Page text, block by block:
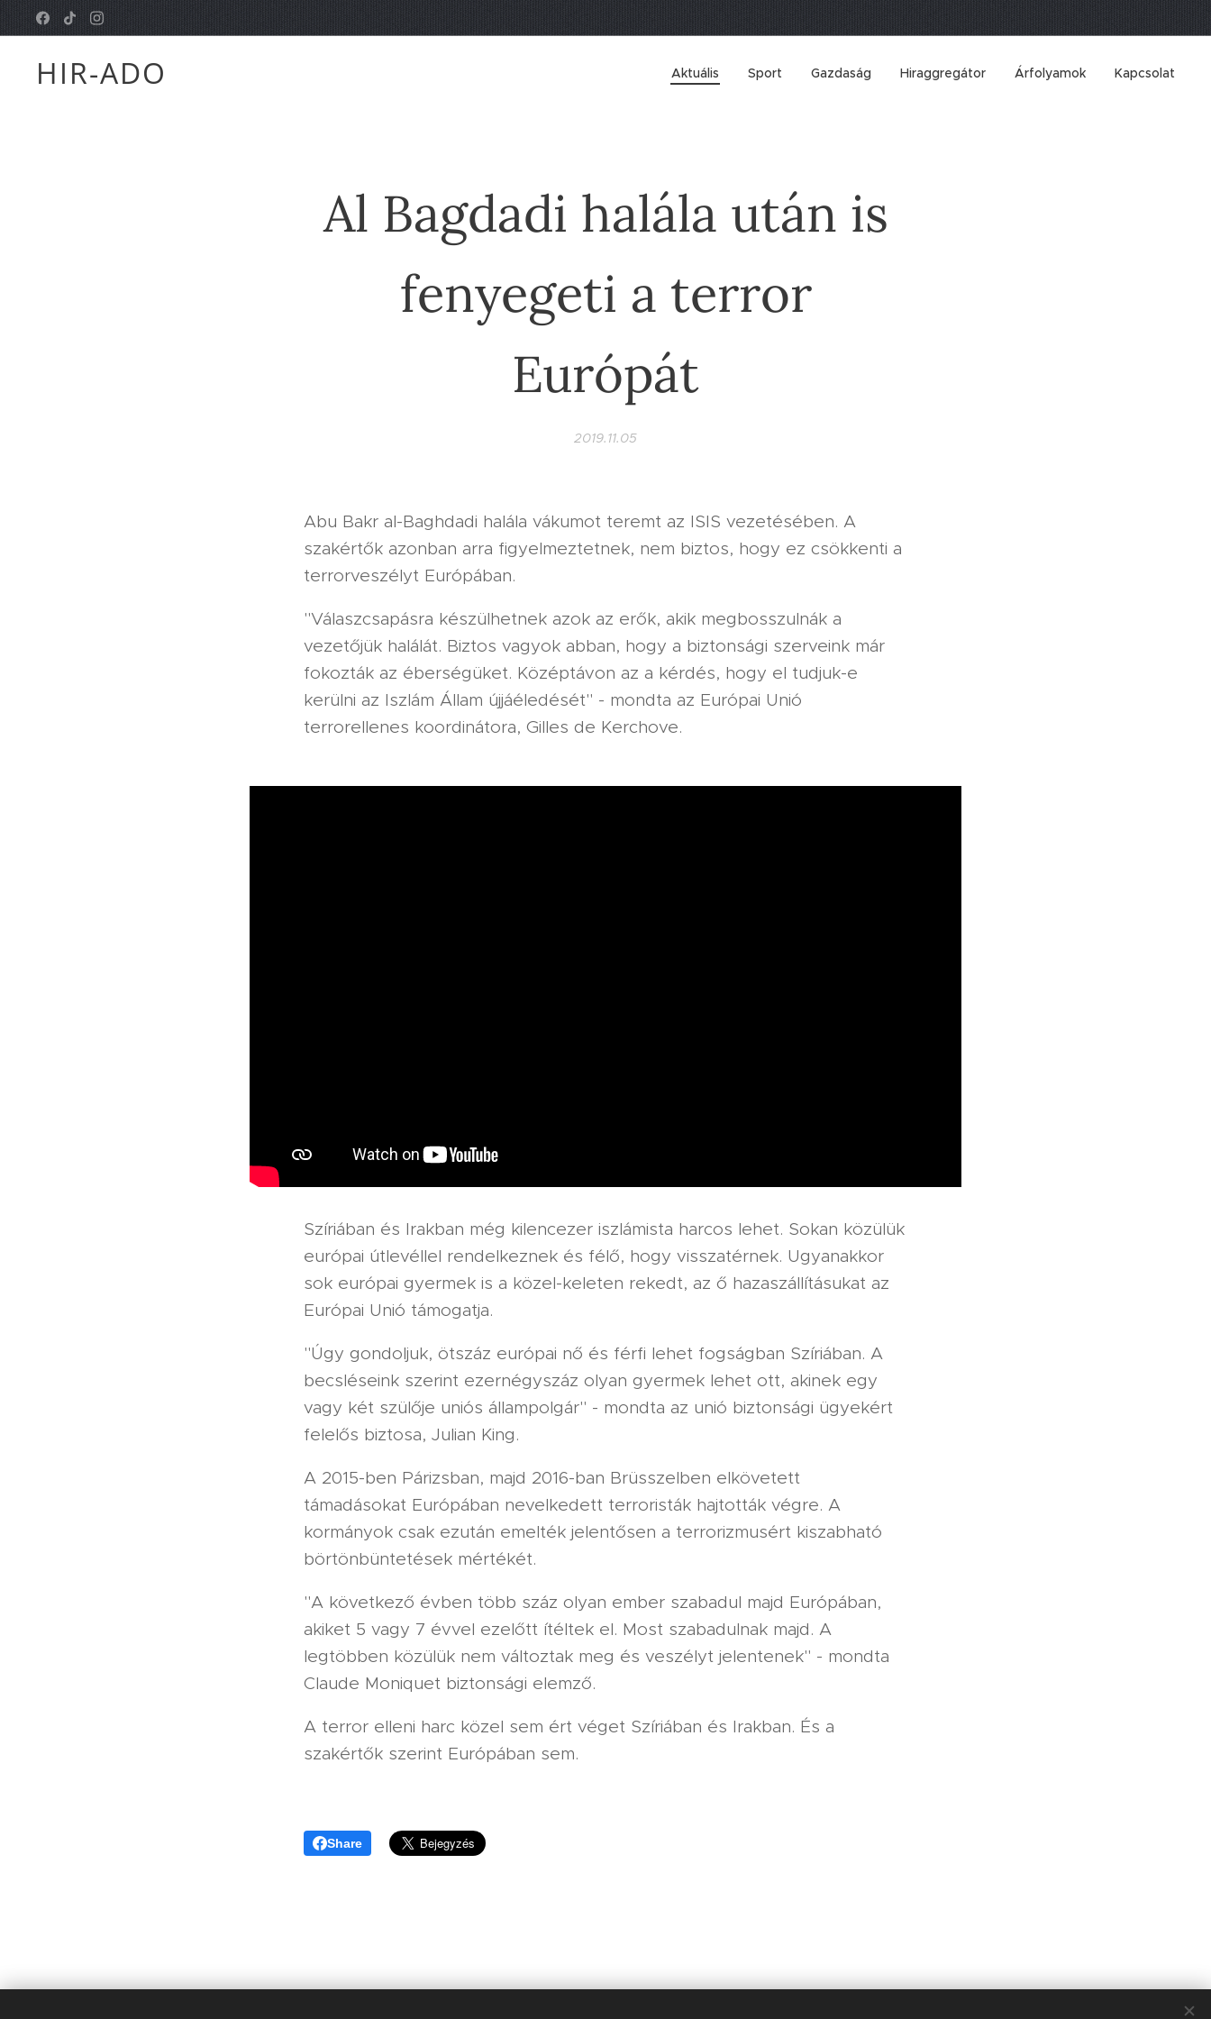
HIR-ADO Aktuális Sport Gazdaság Hiraggregátor Árfolyamok Kapcsolat
Al Bagdadi halála után is
fenyegeti a terror
Európát
2019.11.05
Abu Bakr al-Baghdadi halála vákumot teremt az ISIS vezetésében. A
szakértők azonban arra figyelmeztetnek, nem biztos, hogy ez csökkenti a
terrorveszélyt Európában.
"Válaszcsapásra készülhetnek azok az erők, akik megbosszulnák a
vezetőjük halálát. Biztos vagyok abban, hogy a biztonsági szerveink már
fokozták az éberségüket. Középtávon az a kérdés, hogy el tudjuk-e
kerülni az Iszlám Állam újjáéledését" - mondta az Európai Unió
terrorellenes koordinátora, Gilles de Kerchove.
Szíriában és Irakban még kilencezer iszlámista harcos lehet. Sokan közülük
európai útlevéllel rendelkeznek és félő, hogy visszatérnek. Ugyanakkor
sok európai gyermek is a közel-keleten rekedt, az ő hazaszállításukat az
Európai Unió támogatja.
"Úgy gondoljuk, ötszáz európai nő és férfi lehet fogságban Szíriában. A
becsléseink szerint ezernégyszáz olyan gyermek lehet ott, akinek egy
vagy két szülője uniós állampolgár" - mondta az unió biztonsági ügyekért
felelős biztosa, Julian King.
A 2015-ben Párizsban, majd 2016-ban Brüsszelben elkövetett
támadásokat Európában nevelkedett terroristák hajtották végre. A
kormányok csak ezután emelték jelentősen a terrorizmusért kiszabható
börtönbüntetések mértékét.
"A következő évben több száz olyan ember szabadul majd Európában,
akiket 5 vagy 7 évvel ezelőtt ítéltek el. Most szabadulnak majd. A
legtöbben közülük nem változtak meg és veszélyt jelentenek" - mondta
Claude Moniquet biztonsági elemző.
A terror elleni harc közel sem ért véget Szíriában és Irakban. És a
szakértők szerint Európában sem.
Share